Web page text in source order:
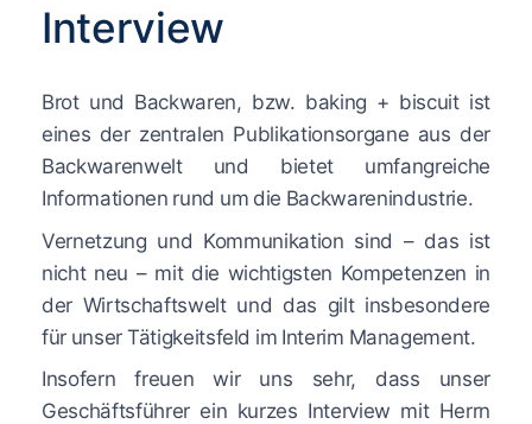
Interview
Brot und Backwaren, bzw. baking + biscuit ist
eines der zentralen Publikationsorgane aus der
Backwarenwelt und bietet umfangreiche
Informationen rund um die Backwarenindustrie.
Vernetzung und Kommunikation sind – das ist
nicht neu – mit die wichtigsten Kompetenzen in
der Wirtschaftswelt und das gilt insbesondere
für unser Tätigkeitsfeld im Interim Management.
Insofern freuen wir uns sehr, dass unser
Geschäftsführer ein kurzes Interview mit Herrn